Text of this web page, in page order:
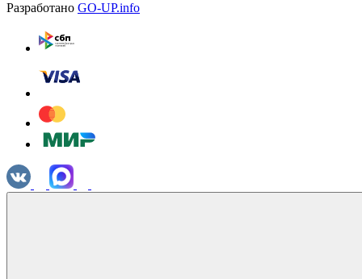
Разработано GO-UP.info